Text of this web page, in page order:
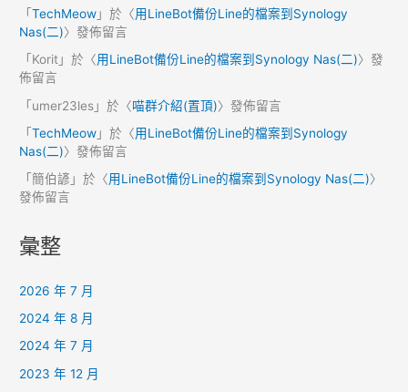
「TechMeow」於〈用LineBot備份Line的檔案到Synology
Nas(二)〉發佈留言
「 Korit」於〈用LineBot備份Line的檔案到Synology Nas(二)〉發
佈留言
「 umer23les」於〈喵群介紹(置頂)〉發佈留言
「TechMeow」於〈用LineBot備份Line的檔案到Synology
Nas(二)〉發佈留言
「 簡伯諺 」於〈用LineBot備份Line的檔案到Synology Nas(二)〉
發佈留言
彙整
2026 年 7 月
2024 年 8 月
2024 年 7 月
2023 年 12 月